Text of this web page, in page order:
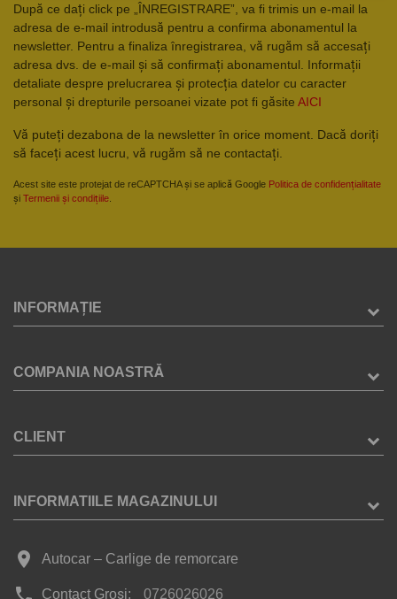
După ce dați click pe „ÎNREGISTRARE”, va fi trimis un e-mail la
adresa de e-mail introdusă pentru a confirma abonamentul la
newsletter. Pentru a finaliza înregistrarea, vă rugăm să accesați
adresa dvs. de e-mail și să confirmați abonamentul. Informații
detaliate despre prelucrarea și protecția datelor cu caracter
personal și drepturile persoanei vizate pot fi găsite AICI
Vă puteți dezabona de la newsletter în orice moment. Dacă doriți
să faceți acest lucru, vă rugăm să ne contactați.
Acest site este protejat de reCAPTCHA și se aplică Google Politica de confidențialitate
și Termenii și condițiile
INFORMAȚIE
COMPANIA NOASTRĂ
CLIENT
INFORMATIILE MAGAZINULUI
place Autocar – Carlige de remorcare
phone Contact Groși: 0726026026